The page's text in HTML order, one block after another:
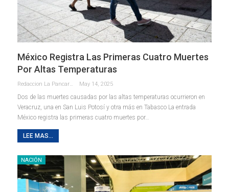
México Registra Las Primeras Cuatro Muertes
Por Altas Temperaturas
May 14, 2025
Dos de las muertes causadas por las altas temperaturas ocurrieron en
Veracruz, una en San Luis Potosí y otra más en Tabasco La entrada
México registra las primeras cuatro muertes por…
LEE MAS...
NACIÓN